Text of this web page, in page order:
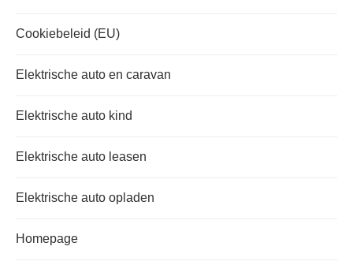
Cookiebeleid (EU)
Elektrische auto en caravan
Elektrische auto kind
Elektrische auto leasen
Elektrische auto opladen
Homepage